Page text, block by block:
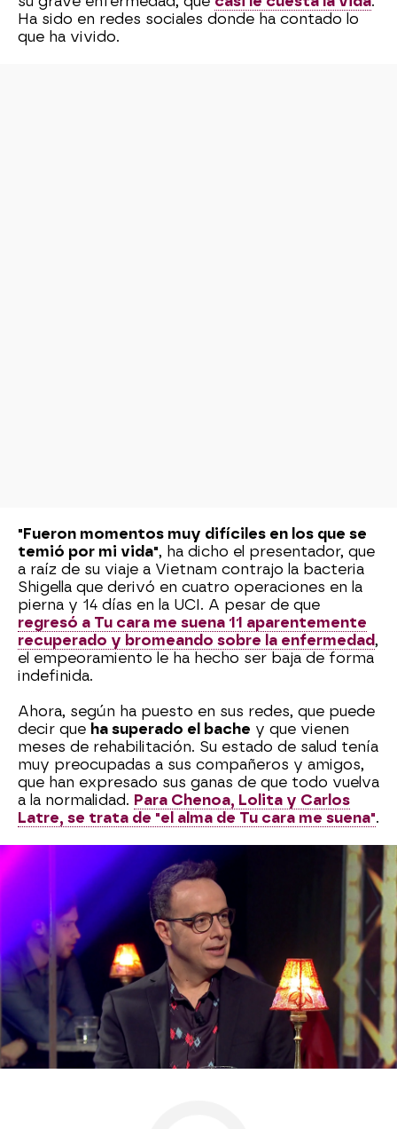
Ha sido en redes sociales donde ha contado lo
que ha vivido.
"Fueron momentos muy difíciles en los que se
temió por mi vida", ha dicho el presentador, que
a raíz de su viaje a Vietnam contrajo la bacteria
Shigella que derivó en cuatro operaciones en la
pierna y 14 días en la UCI. A pesar de que
regresó a Tu cara me suena 11 aparentemente
recuperado y bromeando sobre la enfermedad,
el empeoramiento le ha hecho ser baja de forma
indefinida.
Ahora, según ha puesto en sus redes, que puede
decir que ha superado el bache y que vienen
meses de rehabilitación. Su estado de salud tenía
muy preocupadas a sus compañeros y amigos,
que han expresado sus ganas de que todo vuelva
a la normalidad. Para Chenoa, Lolita y Carlos
Latre, se trata de "el alma de Tu cara me suena".
El jurado de Tu cara me suena
que Ángel se incorpore a su trabajo.
famosos Àngel Llàcer
Antena 3 » Programas » Y ahora Sonsoles